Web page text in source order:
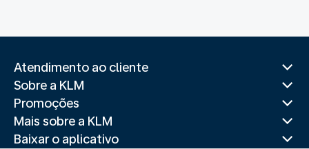
Atendimento ao cliente
Sobre a KLM
Promoções
Mais sobre a KLM
Baixar o aplicativo